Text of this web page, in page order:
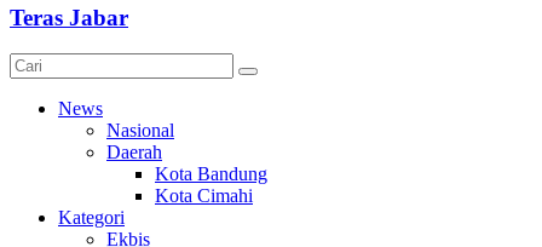
Teras Jabar
News
Nasional
Daerah
Kota Bandung
Kota Cimahi
Kategori
Ekbis